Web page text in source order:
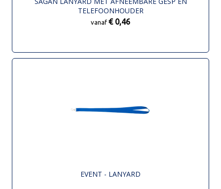
TELEFOONHOUDER
vanaf € 0,46
EVENT - LANYARD